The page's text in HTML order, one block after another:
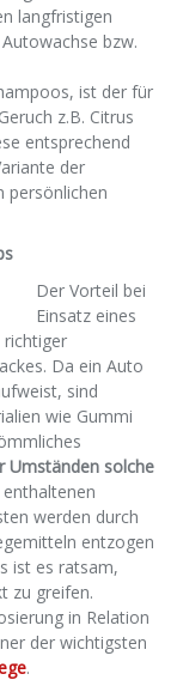
langfristigen
bzw.
ist der für
z.B. Citrus
entsprechend
der
persönlichen
Der Vorteil bei
Einsatz eines
Da ein Auto
sind
wie Gummi
Umständen solche
enthaltenen
werden durch
entzogen
ist es ratsam,
zu greifen.
in Relation
der wichtigsten
.